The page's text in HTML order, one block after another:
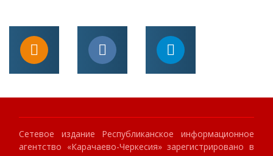
Сетевое издание Республиканское информационное
агентство «Карачаево-Черкесия» зарегистрировано в